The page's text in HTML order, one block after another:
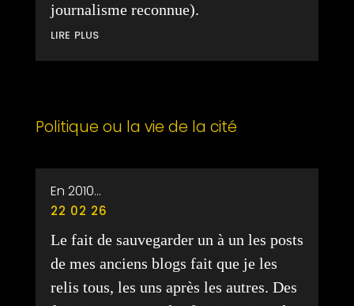
journalisme reconnue).
lire plus
Politique ou la vie de la cité
En 2010…
22 02 26
Le fait de sauvegarder un à un les posts
de mes anciens blogs fait que je les
relis tous, les uns après les autres. Des